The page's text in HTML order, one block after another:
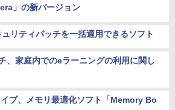
」の新バージョン
リティパッチを一括適用できるソフト
、家庭内でのeラーニングの利用に関し
ブ、メモリ最適化ソフト「Memory Bo